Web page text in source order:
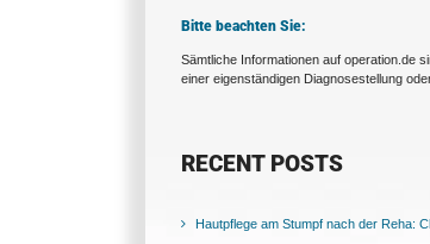
Bitte beachten Sie:
Sämtliche Informationen auf operation.de
einer eigenständigen Diagnosestellung
RECENT POSTS
Hautpflege am Stumpf nach der Reha: